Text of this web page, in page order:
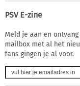
PSV E-zine
Meld je aan en
mailbox met al het
fans gingen je al voor.